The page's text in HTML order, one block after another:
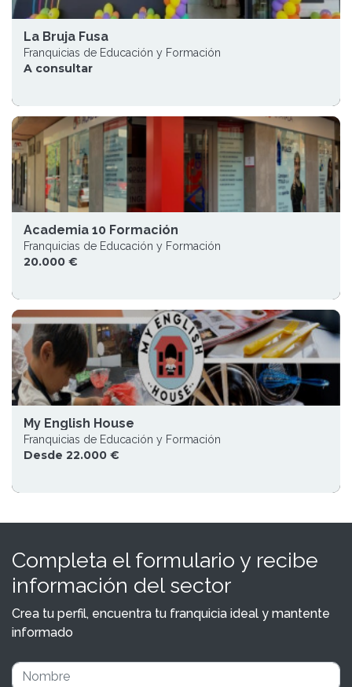
La Bruja Fusa
Franquicias de Educación y Formación
A consultar
Academia 10 Formación
Franquicias de Educación y Formación
20.000 €
My English House
Franquicias de Educación y Formación
Desde 22.000 €
Completa el formulario y recibe
información del sector
Crea tu perfil, encuentra tu franquicia ideal y mantente
informado